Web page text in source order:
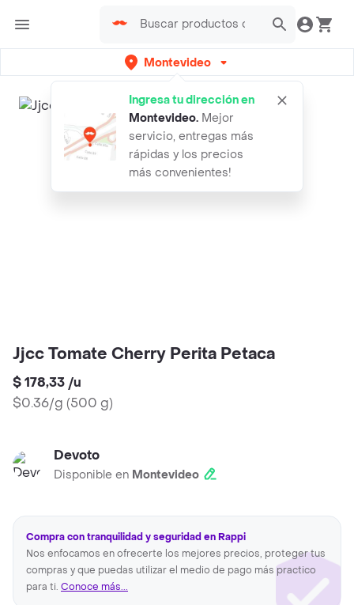
Montevideo
Ingresa tu dirección en
Montevideo. Mejor
servicio, entregas más
rápidas y los precios
más convenientes!
Jjcc Tomate Cherry Perita Petaca
$ 178,33 /u
$0.36/g (500 g)
Devoto
Disponible en Montevideo
Compra con tranquilidad y seguridad en Rappi
Nos enfocamos en ofrecerte los mejores precios, proteger tus
compras y que puedas utilizar el medio de pago más practico
para ti. Conoce más...